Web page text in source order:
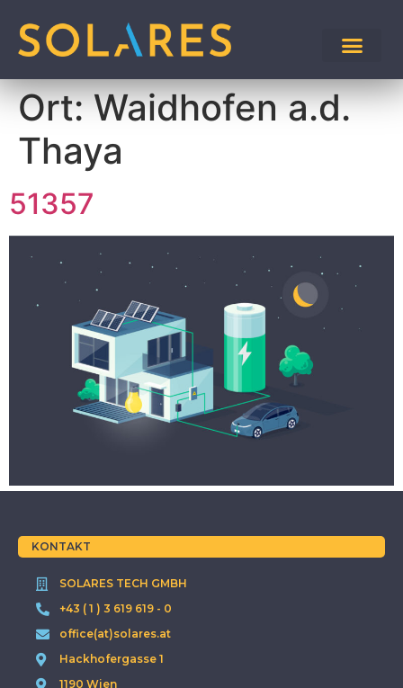
Ort:Waidhofen a.d.
Thaya
51357
KONTAKT
SOLARES TECH GMBH
+43 ( 1 ) 3 619 619 - 0
office(at)solares.at
Hackhofergasse 1
1190 Wien